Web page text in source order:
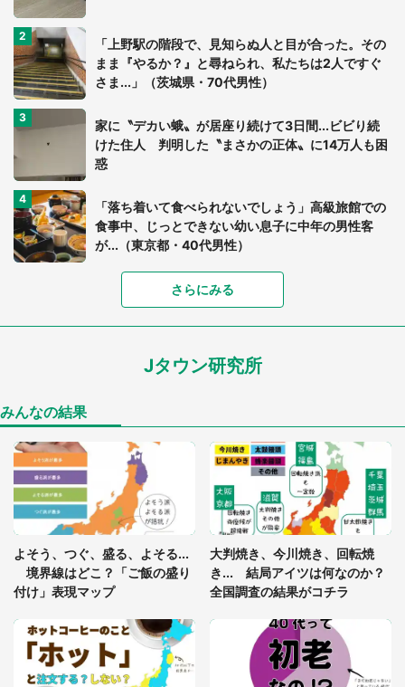
「上野駅の階段で、見知らぬ人と目が合った。その
まま『やるか？』と尋ねられ、私たちは2人ですぐ
さま...」（茨城県・70代男性）
家に〝デカい蛾〟が居座り続けて3日間...ビビり続
けた住人 判明した〝まさかの正体〟に14万人も困
惑
「落ち着いて食べられないでしょう」高級旅館での
食事中、じっとできない幼い息子に中年の男性客
が...（東京都・40代男性）
「富豪すぎ」1歳息子の〝店頭駄々こね〟の内容に1.
7万人驚がく 「お菓子売り場ならまだしも...」「ハ
ードル高い」
「閉所恐怖症の私は新幹線で大パニック。隣席の青
「ゾワゾワする」「本当に気持ち悪い」 道端でバ
グっちゃってた〝野生の野菜〟に6.5万人戦慄
座布団だろ」「食パンの耳」と1.4万人困惑
っ暗な道で遭難状態。なんとか見つけた民家に助け
を求めると、住人の男性が...」
さらにみる
Jタウン研究所
みんなの結果
よそう、つぐ、盛る、よそる...
境界線はどこ？「ご飯の盛り
付け」表現マップ
大判焼き、今川焼き、回転焼
き... 結局アイツは何なのか？
全国調査の結果がコチラ